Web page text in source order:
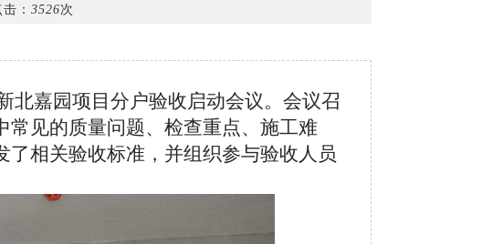
： 3526次
北嘉园项目分户验收启动会议。会议召
见的质量问题、检查重点、施工难
相关验收标准，并组织参与验收人员